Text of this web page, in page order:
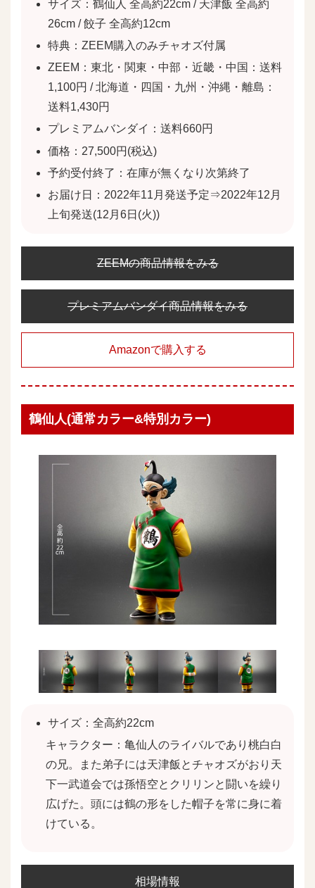
サイズ：鶴仙人 全高約22cm / 天津飯 全高約
26cm / 餃子 全高約12cm
特典：ZEEM購入のみチャオズ付属
ZEEM：東北・関東・中部・近畿・中国：送料
1,100円 / 北海道・四国・九州・沖縄・離島：
送料1,430円
プレミアムバンダイ：送料660円
価格：27,500円(税込)
予約受付終了：在庫が無くなり次第終了
お届け日：2022年11月発送予定⇒2022年12月
上旬発送(12月6日(火))
ZEEMの商品情報をみる
プレミアムバンダイ商品情報をみる
Amazonで購入する
鶴仙人(通常カラー&特別カラー)
サイズ：全高約22cm
キャラクター：亀仙人のライバルであり桃白白
の兄。また弟子には天津飯とチャオズがおり天
下一武道会では孫悟空とクリリンと闘いを繰り
広げた。頭には鶴の形をした帽子を常に身に着
けている。
相場情報